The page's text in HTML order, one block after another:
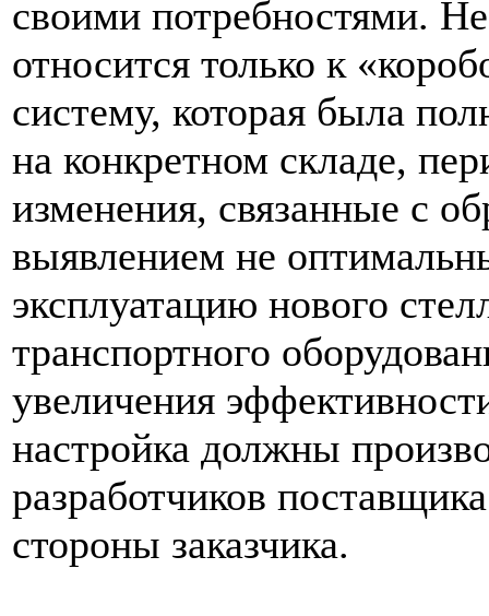
своими потребностями.
относится только к
систему, которая была
на конкретном складе,
изменения, связанные с
выявлением не
эксплуатацию нового
транспортного
увеличения
настройка должны
разработчиков
стороны заказчика.